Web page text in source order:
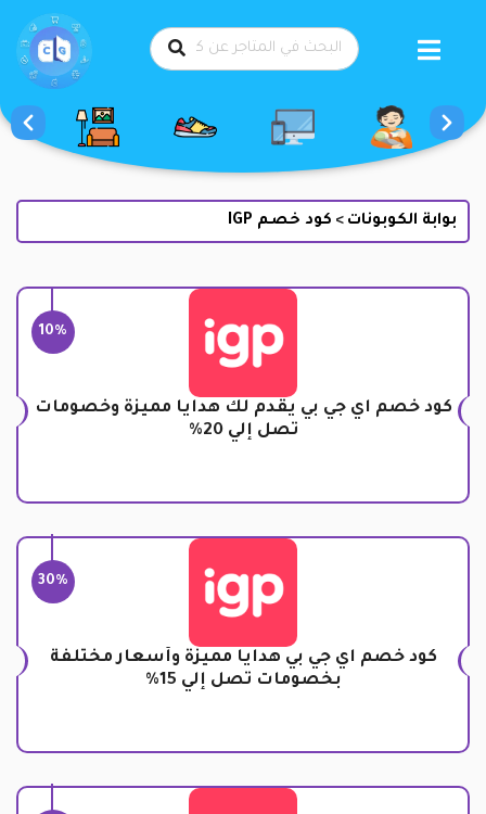
بوابة الكوبونات > كود خصم IGP
10%
كود خصم اي جي بي يقدم لك هدايا مميزة وخصومات
تصل إلي 20%
30%
كود خصم اي جي بي هدايا مميزة وأسعار مختلفة
بخصومات تصل إلي 15%